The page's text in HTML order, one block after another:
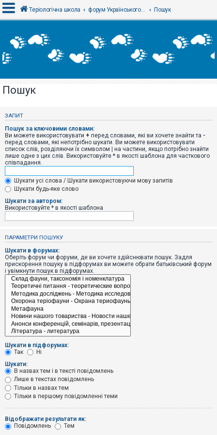
х
і
Р
с
р
а
ц
і
я
Т
е
м
и
б
і
п
о
в
і
д
в
н
т
е
м
и
о
ш
Теріологічна школа форум Українського теріологічного товариства Пошук
Пошук
ЗАПИТ
Пошук за ключовими словами:
Ви можете використовувати + перед словами, які ви хочете знайти та -
перед словами, які непотрібно шукати. Ви можете використовувати
список слів, розділяючи їх символом | на частини, якщо потрібно знайти
лише одне з цих слів. Використовуйте * в якості шаблона для часткового
співпадання.
Шукати усі слова / Шукати використовуючи мову запитів
Шукати будь-яке слово
Шукати за автором:
Використовуйте * в якості шаблона
ПАРАМЕТРИ ПОШУКУ
Шукати в форумах:
Оберіть форум чи форуми, де ви хочете здійснювати пошук. Задля
прискорення пошуку в підфорумах ви можете обрати батьківський форум
і увімкнути пошук в підфорумах.
Шукати в підфорумах:
Так
Ні
Шукати:
В назвах тем і в тексті повідомлень
Лише в текстах повідомлень
Тільки в назвах тем
Тільки в першому повідомленні теми
Відображати результати як:
Повідомлень
Тем